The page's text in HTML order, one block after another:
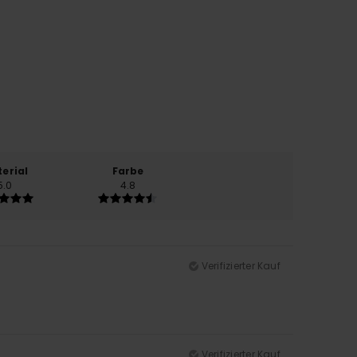
Farbe
4.8
Verifizierter Kauf
Verifizierter Kauf